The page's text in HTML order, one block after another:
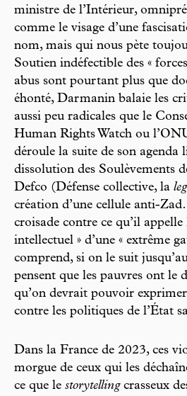
ministre de l’Intérieur,
comme le visage d’une
nom, mais qui nous pète
Soutien indéfectible des «
abus sont pourtant plus que
éhonté, Darmanin balaie les
aussi peu radicales que le
Human Rights Watch ou
déroule la suite de son agenda
dissolution des Soulèvements
Defco (Défense collective, la
création d’une cellule anti-
croisade contre ce qu’il
intellectuel » d’une « extrême
comprend, si on le suit
pensent que les pauvres ont le
qu’on devrait pouvoir
contre les politiques de l’État
Dans la France de 2023, ces
morgue de ceux qui les
ce que le storytellingcrasseux